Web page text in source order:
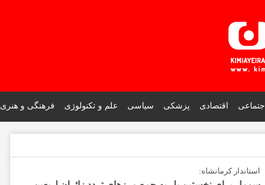
اجتماعی اقتصادی پزشکی سیاسی علم و تکنولوژی فرهنگی و هنری
استاندار کرمانشاه: